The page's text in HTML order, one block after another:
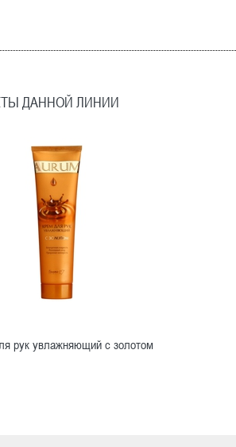
ДАННОЙ ЛИНИИ
рук увлажняющий с золотом